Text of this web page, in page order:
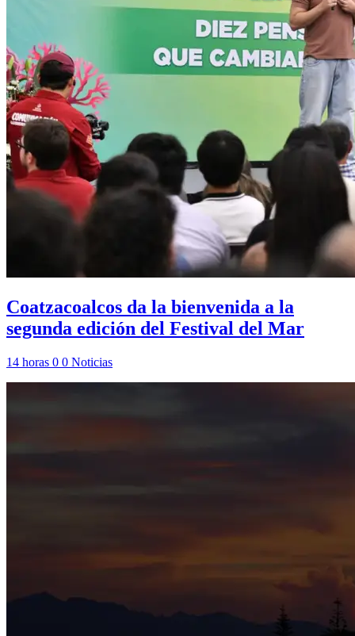
Coatzacoalcos da la bienvenida a la
segunda edición del Festival del Mar
14 horas 0 0 Noticias